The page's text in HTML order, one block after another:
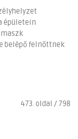
épületein
belépő felnőttnek
473. oldal / 798